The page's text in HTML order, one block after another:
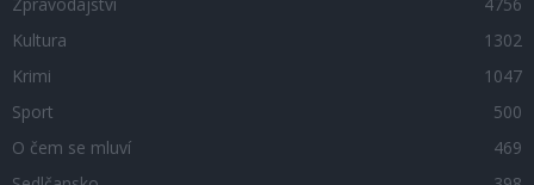
Zpravodajství
4756
Kultura
1302
Krimi
1047
Sport
500
O čem se mluví
469